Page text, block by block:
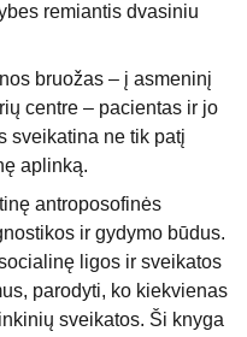
remiantis dvasiniu
bruožas – į asmeninį
centre – pacientas ir jo
sveikatina ne tik patį
aplinką.
antroposofinės
ir gydymo būdus.
ligos ir sveikatos
parodyti, ko kiekvienas
sveikatos. Ši knyga